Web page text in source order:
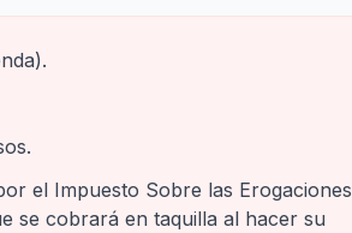
el Impuesto Sobre las Erogaciones
se cobrará en taquilla al hacer su